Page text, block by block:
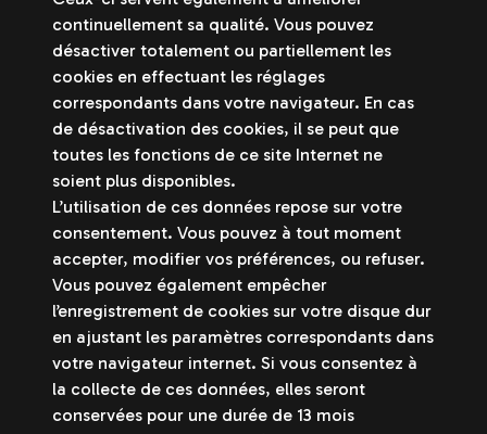
continuellement sa qualité. Vous pouvez
désactiver totalement ou partiellement les
cookies en effectuant les réglages
correspondants dans votre navigateur. En cas
de désactivation des cookies, il se peut que
toutes les fonctions de ce site Internet ne
soient plus disponibles.
L’utilisation de ces données repose sur votre
consentement. Vous pouvez à tout moment
accepter, modifier vos préférences, ou refuser.
Vous pouvez également empêcher
l’enregistrement de cookies sur votre disque dur
en ajustant les paramètres correspondants dans
votre navigateur internet. Si vous consentez à
la collecte de ces données, elles seront
conservées pour une durée de 13 mois